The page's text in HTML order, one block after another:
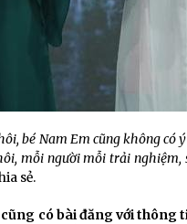
bé Nam Em cũng không có
mỗi người mỗi trải
sẻ.
có bài đăng với thông